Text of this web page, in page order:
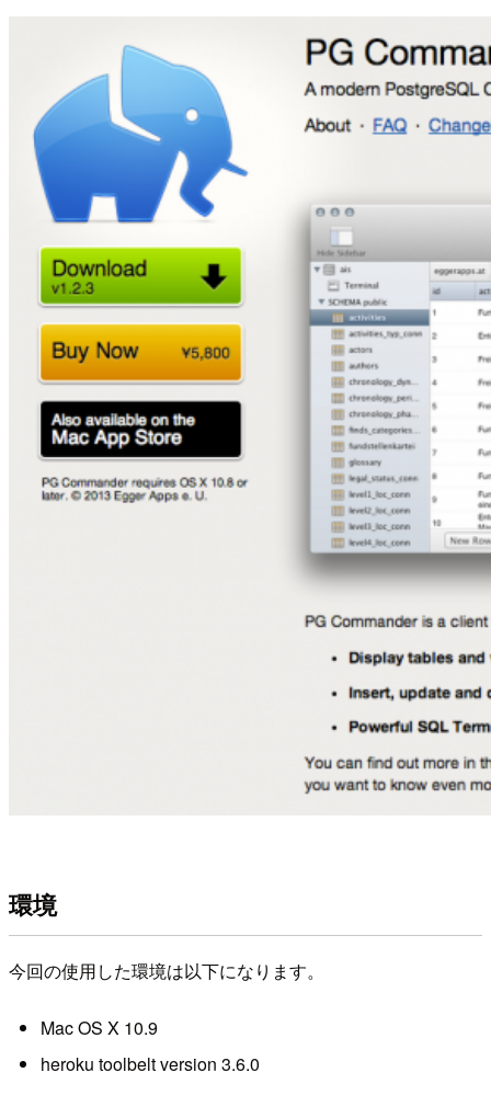
環境
今回の使用した環境は以下になります。
Mac OS X 10.9
heroku toolbelt version 3.6.0